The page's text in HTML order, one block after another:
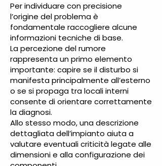
Per individuare con precisione
l’origine del problema è
fondamentale raccogliere alcune
informazioni tecniche di base.
La percezione del rumore
rappresenta un primo elemento
importante: capire se il disturbo si
manifesta principalmente all’esterno
o se si propaga tra locali interni
consente di orientare correttamente
la diagnosi.
Allo stesso modo, una descrizione
dettagliata dell’impianto aiuta a
valutare eventuali criticità legate alle
dimensioni e alla configurazione dei